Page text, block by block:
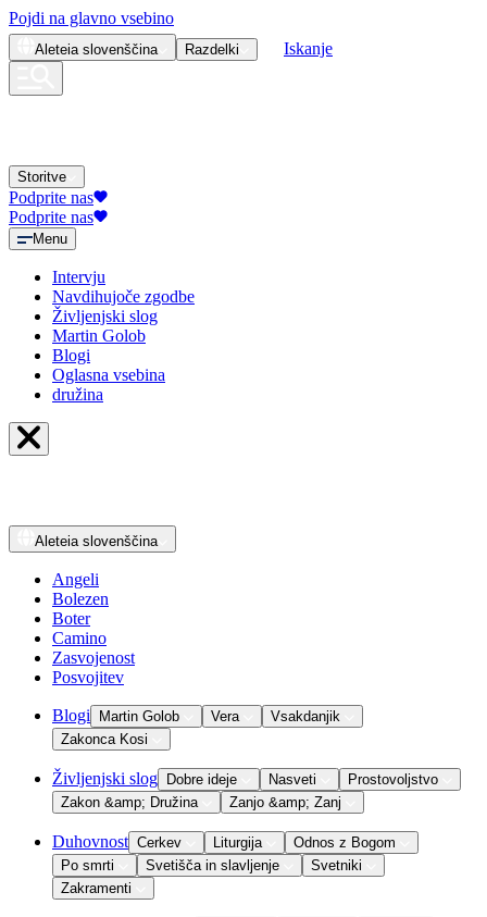
Pojdi na glavno vsebino
Aleteia slovenščina Razdelki Iskanje
Storitve
Podprite nas
Podprite nas
Menu
Intervju
Navdihujoče zgodbe
Življenjski slog
Martin Golob
Blogi
Oglasna vsebina
družina
Aleteia slovenščina
Angeli
Bolezen
Boter
Camino
Zasvojenost
Posvojitev
Blogi Martin Golob Vera
Vsakdanjik
Zakonca Kosi
Življenjski slog Dobre ideje Nasveti
Prostovoljstvo
Zakon &amp; Družina
Zanjo &amp; Zanj
Duhovnost Cerkev Liturgija
Odnos z Bogom
Po smrti
Svetišča in slavljenje
Svetniki
Zakramenti